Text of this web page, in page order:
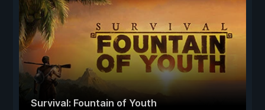
Survival: Fountain of Youth